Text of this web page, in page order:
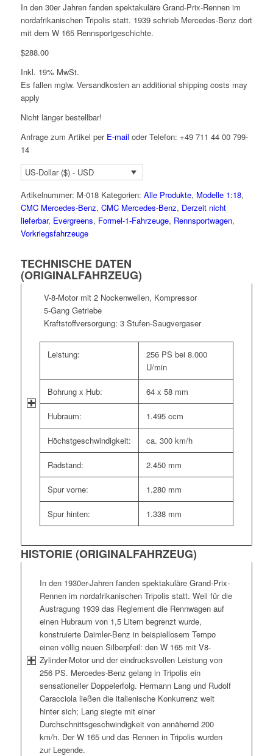
In den 30er Jahren fanden spektakuläre Grand-Prix-Rennen im
nordafrikanischen Tripolis statt. 1939 schrieb Mercedes-Benz dort
mit dem W 165 Rennsportgeschichte.
$288.00
Inkl. 19% MwSt.
Es fallen mglw. Versand­kosten an additional shipping costs may
apply
Nicht länger bestellbar!
Anfrage zum Artikel per E-mail oder Telefon: +49 711 44 00 799-
14
US-Dollar ($) - USD
Artikelnummer: M-018 Kategorien: Alle Produkte, Modelle 1:18,
CMC Mercedes-Benz, CMC Mercedes-Benz, Derzeit nicht
lieferbar, Evergreens, Formel-1-Fahrzeuge, Rennsportwagen,
Vorkriegsfahrzeuge
TECHNISCHE DATEN
(ORIGINALFAHRZEUG)
V-8-Motor mit 2 Nockenwellen, Kompressor
5-Gang Getriebe
Kraftstoffversorgung: 3 Stufen-Saugvergaser
Leistung:
256 PS bei 8.000
U/min
Bohrung x Hub: 64 x 58 mm
Hubraum: 1.495 ccm
Höchstgeschwindigkeit: ca. 300 km/h
Radstand: 2.450 mm
Spur vorne: 1.280 mm
Spur hinten: 1.338 mm
HISTORIE (ORIGINALFAHRZEUG)
In den 1930er-Jahren fanden spektakuläre Grand-Prix-
Rennen im nordafrikanischen Tripolis statt. Weil für die
Austragung 1939 das Reglement die Rennwagen auf
einen Hubraum von 1,5 Litern begrenzt wurde,
konstruierte Daimler-Benz in beispiel­losem Tempo
einen völlig neuen Silberpfeil: den W 165 mit V8-
Zylinder-Motor und der eindrucksvollen Leistung von
256 PS. Mercedes-Benz gelang in Tripolis ein
sensationeller Doppelerfolg. Hermann Lang und Rudolf
Caracciola ließen die italienische Konkurrenz weit
hinter sich; Lang siegte mit einer
Durchschnittsgeschwindigkeit von annähernd 200
km/h. Der W 165 und das Rennen in Tripolis wurden
zur Legende.